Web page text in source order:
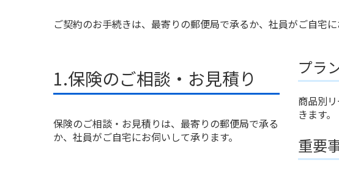
ご契約のお手続きは、最寄りの郵便局で承るか、社員がご自宅に
1.保険のご相談・お見積り
保険のご相談・お見積りは、最寄りの郵便局で承る
か、社員がご自宅にお伺いして承ります。
プラ
商品別
きます。
重要